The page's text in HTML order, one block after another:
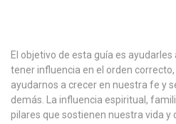
El objetivo de esta guía es
tener influencia en el orden
ayudarnos a crecer en nuestra fe y
demás. La influencia espiritual,
pilares que sostienen nuestra vida